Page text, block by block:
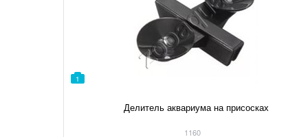
1
Делитель аквариума на присосках
1160